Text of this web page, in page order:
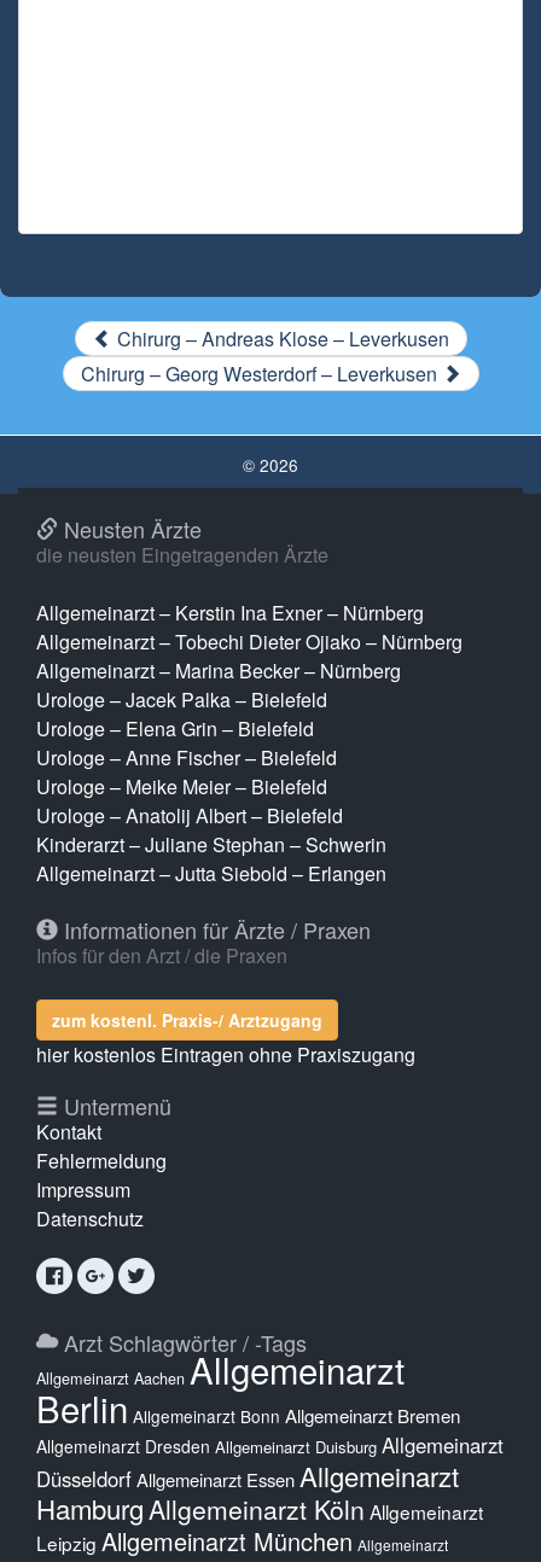
Chirurg – Andreas Klose – Leverkusen
Chirurg – Georg Westerdorf – Leverkusen
© 2026
Neusten Ärzte
die neusten Eingetragenden Ärzte
Allgemeinarzt – Kerstin Ina Exner – Nürnberg
Allgemeinarzt – Tobechi Dieter Ojiako – Nürnberg
Allgemeinarzt – Marina Becker – Nürnberg
Urologe – Jacek Palka – Bielefeld
Urologe – Elena Grin – Bielefeld
Urologe – Anne Fischer – Bielefeld
Urologe – Meike Meier – Bielefeld
Urologe – Anatolij Albert – Bielefeld
Kinderarzt – Juliane Stephan – Schwerin
Allgemeinarzt – Jutta Siebold – Erlangen
Informationen für Ärzte / Praxen
Infos für den Arzt / die Praxen
zum kostenl. Praxis-/ Arztzugang
hier kostenlos Eintragen ohne Praxiszugang
Untermenü
Kontakt
Fehlermeldung
Impressum
Datenschutz
Arzt Schlagwörter / -Tags
Allgemeinarzt Aachen Allgemeinarzt
Berlin Allgemeinarzt Bonn Allgemeinarzt Bremen
Allgemeinarzt Dresden Allgemeinarzt Duisburg Allgemeinarzt
DüsseldorfAllgemeinarzt Essen Allgemeinarzt
HamburgAllgemeinarzt Köln Allgemeinarzt
Leipzig Allgemeinarzt München Allgemeinarzt